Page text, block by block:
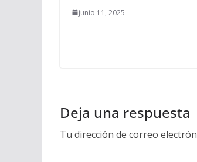
junio 11, 2025
Deja una respuesta
Tu dirección de correo